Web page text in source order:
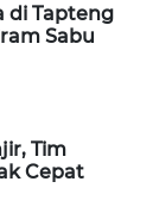
di Tapteng
Sabu
Tim
Cepat